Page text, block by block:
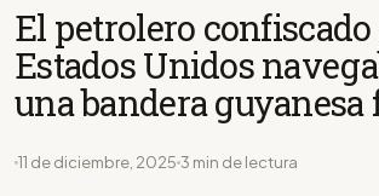
El petrolero
Estados Unidos
una bandera guyanesa
11 de diciembre, 2025 3 min de lectura